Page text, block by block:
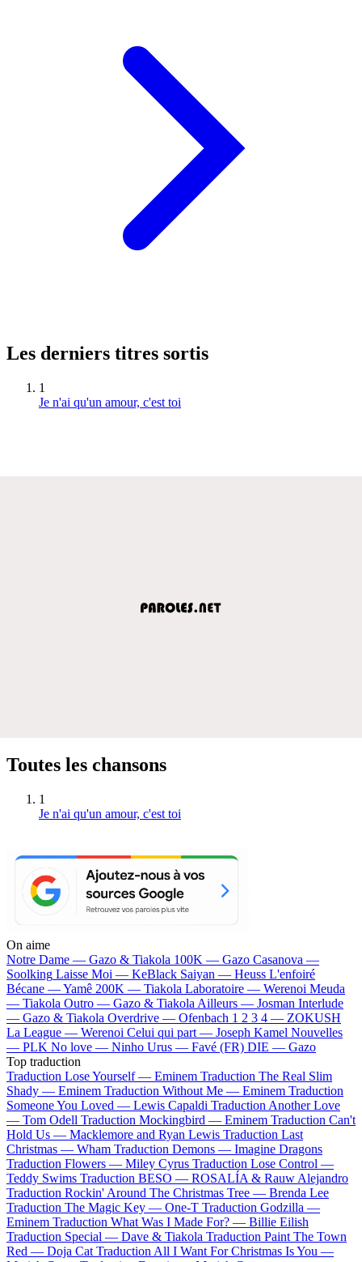
Les derniers titres sortis
1
Je n'ai qu'un amour, c'est toi
Toutes les chansons
1
Je n'ai qu'un amour, c'est toi
On aime
Notre Dame — Gazo & Tiakola 100K — Gazo Casanova —
Soolking Laisse Moi — KeBlack Saiyan — Heuss L'enfoiré
Bécane —Yamê 200K — Tiakola Laboratoire — Werenoi Meuda
— Tiakola Outro — Gazo & Tiakola Ailleurs — Josman Interlude
— Gazo & Tiakola Overdrive — Ofenbach 1 2 3 4 — ZOKUSH
La League — Werenoi Celui qui part — Joseph Kamel Nouvelles
— PLK No love — Ninho Urus — Favé (FR) DIE — Gazo
Top traduction
Traduction Lose Yourself — Eminem Traduction The Real Slim
Shady — Eminem Traduction Without Me — Eminem Traduction
Someone You Loved — Lewis Capaldi Traduction Another Love
— Tom Odell Traduction Mockingbird — Eminem Traduction Can't
Hold Us — Macklemore and Ryan Lewis Traduction Last
Christmas — Wham Traduction Demons — Imagine Dragons
Traduction Flowers — Miley Cyrus Traduction Lose Control —
Teddy Swims Traduction BESO — ROSALÍA & Rauw Alejandro
Traduction Rockin' Around The Christmas Tree — Brenda Lee
Traduction The Magic Key — One-T Traduction Godzilla —
Eminem Traduction What Was I Made For? — Billie Eilish
Traduction Special — Dave & Tiakola Traduction Paint The Town
Red — Doja Cat Traduction All I Want For Christmas Is You —